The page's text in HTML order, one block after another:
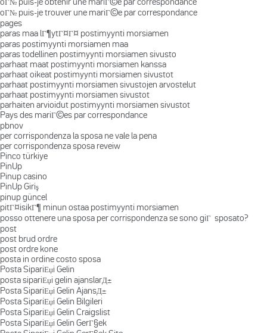
oГ№ puis-je trouver une mariГ©e par correspondance
pages
paras maa lГ¶ytГ¤Г¤ postimyynti morsiamen
paras postimyynti morsiamen maa
paras todellinen postimyynti morsiamen sivusto
parhaat maat postimyynti morsiamen kanssa
parhaat oikeat postimyynti morsiamen sivustot
parhaat postimyynti morsiamen sivustojen arvostelut
parhaat postimyynti morsiamen sivustot
parhaiten arvioidut postimyynti morsiamen sivustot
Pays des mariГ©es par correspondance
pbnov
per corrispondenza la sposa ne vale la pena
per corrispondenza sposa reveiw
Pinco türkiye
PinUp
Pinup casino
PinUp Giriş
pinup güncel
pitГ¤isikГ¶ minun ostaa postimyynti morsiamen
posso ottenere una sposa per corrispondenza se sono giГ sposato?
post
post brud ordre
post ordre kone
posta in ordine costo sposa
Posta SipariЕџi Gelin
posta sipariЕџi gelin ajanslarД±
Posta SipariЕџi Gelin AjansД±
Posta SipariЕџi Gelin Bilgileri
Posta SipariЕџi Gelin Craigslist
Posta SipariЕџi Gelin GerГ§ek